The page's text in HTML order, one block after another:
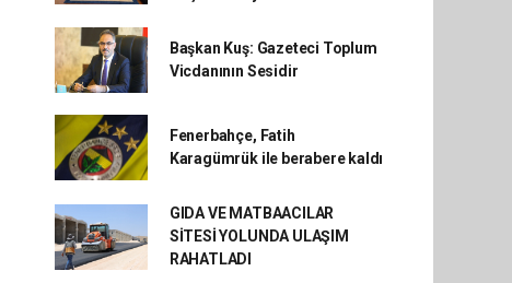
Başkan Kuş: Gazeteci Toplum
Vicdanının Sesidir
Fenerbahçe, Fatih
Karagümrük ile berabere kaldı
GIDA VE MATBAACILAR
SİTESİ YOLUNDA ULAŞIM
RAHATLADI